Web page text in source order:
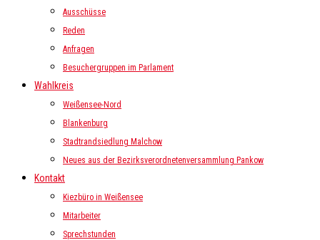
Ausschüsse
Reden
Anfragen
Besuchergruppen im Parlament
Wahlkreis
Weißensee-Nord
Blankenburg
Stadtrandsiedlung Malchow
Neues aus der Bezirksverordnetenversammlung Pankow
Kontakt
Kiezbüro in Weißensee
Mitarbeiter
Sprechstunden